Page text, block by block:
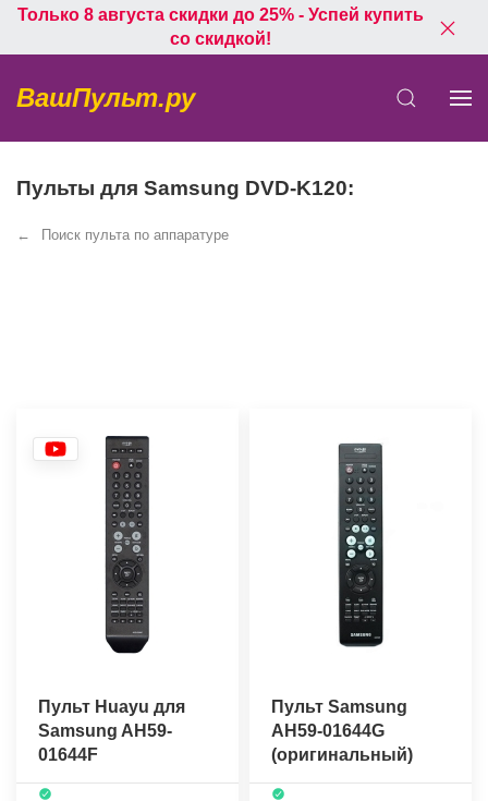
Только 8 августа скидки до 25% - Успей купить
со скидкой!
ВашПульт.ру
Пульты для Samsung DVD-K120:
Поиск пульта по аппаратуре
Пульт Huayu для
Samsung AH59-
01644F
Пульт Samsung
AH59-01644G
(оригинальный)